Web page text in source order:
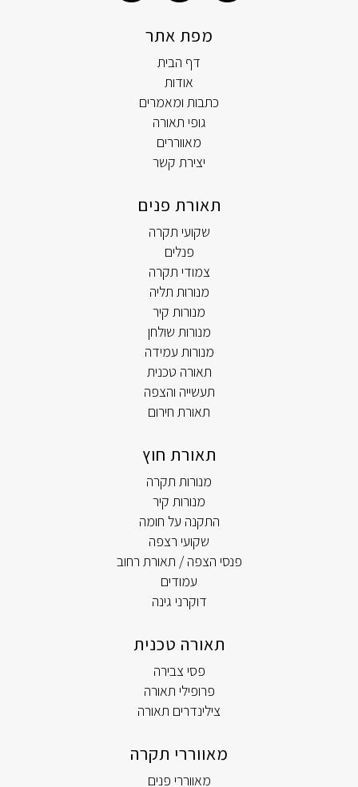
מפת אתר
דף הבית
אודות
כתבות ומאמרים
גופי תאורה
מאווררים
יצירת קשר
תאורת פנים
שקועי תקרה
פנלים
צמודי תקרה
מנורות תליה
מנורות קיר
מנורות שולחן
מנורות עמידה
תאורה טכנית
תעשייה והצפה
תאורת חירום
תאורת חוץ
מנורות תקרה
מנורות קיר
התקנה על חומה
שקועי רצפה
פנסי הצפה / תאורת רחוב
עמודים
דוקרני גינה
תאורה טכנית
פסי צבירה
פרופילי תאורה
צילינדרים תאורה
מאווררי תקרה
מאווררי פנים